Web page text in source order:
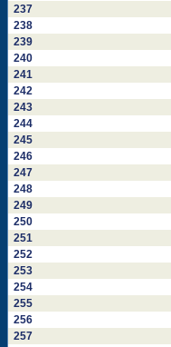
237
238
239
240
241
242
243
244
245
246
247
248
249
250
251
252
253
254
255
256
257